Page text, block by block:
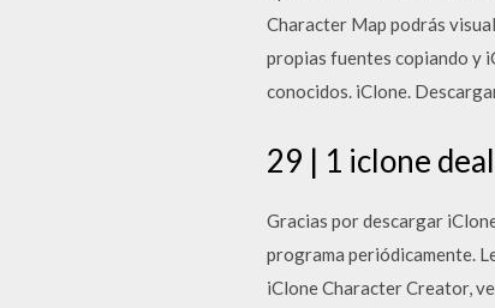
Character Map podrás
propias fuentes copiando y
conocidos. iClone.
29 | 1 iclone
Gracias por descargar
programa periódicamente.
iClone Character Creator,